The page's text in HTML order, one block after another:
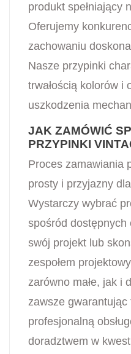
produkt spełniający
Oferujemy
zachowaniu
Nasze przypinki
trwałością kolorów i
uszkodzenia
JAK ZAMÓWIĆ
PRZYPINKI
Proces zamawiania
prosty i przyjazny
Wystarczy wybrać
spośród dostępnych
swój projekt lub
zespołem
zarówno małe, jak i
zawsze
profesjonalną
doradztwem w